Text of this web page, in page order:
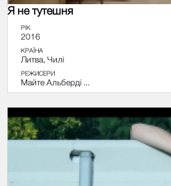
Я не тутешня
РІК
2016
КРАЇНА
Литва, Чилі
РЕЖИСЕРИ
Майте Альберді ...